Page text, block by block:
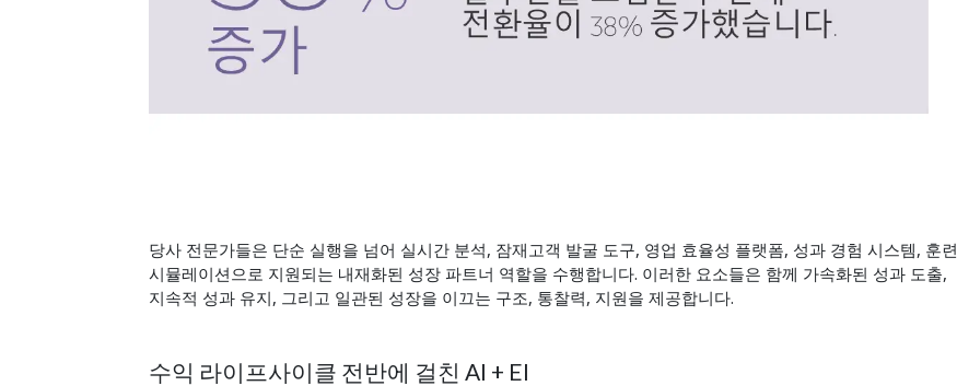
당사 전문가들은 단순 실행을 넘어 실시간 분석, 잠재고객 발굴 도구, 영업 효율성 플랫폼, 성과 경험 시스템, 훈련
시뮬레이션으로 지원되는 내재화된 성장 파트너 역할을 수행합니다. 이러한 요소들은 함께 가속화된 성과 도출,
지속적 성과 유지, 그리고 일관된 성장을 이끄는 구조, 통찰력, 지원을 제공합니다.
수익 라이프사이클 전반에 걸친 AI + EI